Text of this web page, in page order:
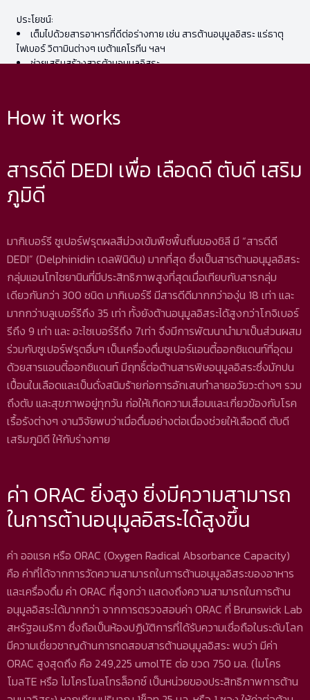
ประโยชน์:
เต็มไปด้วยสารอาหารที่ดีต่อร่างกาย เช่น สารต้านอนุมูลอิสระ แร่ธาตุ
ไฟเบอร์ วิตามินต่างๆ เบต้าแคโรทีน ฯลฯ
ช่วยเสริมสร้างสารต้านอนุมูลอิสระ
How it works
สารดีดี DEDI เพื่อ เลือดดี ตับดี เสริม
ภูมิดี
มากิเบอร์รี ซูเปอร์ฟรุตผลสีม่วงเข้มพืชพื้นถิ่นของชิลี มี “สารดีดี
DEDI” (Delphinidin เดลฟินิดิน) มากที่สุด ซึ่งเป็นสารต้านอนุมูลอิสระ
กลุ่มแอนโทไซยานินที่มีประสิทธิภาพสูงที่สุดเมื่อเทียบกับสารกลุ่ม
เดียวกันกว่า 300 ชนิด มากิเบอร์รี มีสารดีดีมากกว่าองุ่น 18 เท่า และ
มากกว่าบลูเบอร์รีถึง 35 เท่า ทั้งยังต้านอนุมูลอิสระได้สูงกว่าโกจิเบอร์
รีถึง 9 เท่า และ อะไซเบอร์รีถึง 7เท่า จึงมีการพัฒนานำมาเป็นส่วนผสม
ร่วมกับซูเปอร์ฟรุตอื่นๆ เป็นเครื่องดื่มซูเปอร์แอนตี้ออกซิแดนท์ที่อุดม
ด้วยสารแอนตี้ออกซิแดนท์ มีฤทธิ์ต่อต้านสารพิษอนุมูลอิสระซึ่งมักปน
เปื้อนในเลือดและเป็นดั่งสนิมร้ายก่อการอักเสบทำลายอวัยวะต่างๆ รวม
ถึงตับ และสุขภาพอยู่ทุกวัน ก่อให้เกิดความเสื่อมและเกี่ยวข้องกับโรค
เรื้อรังต่างๆ งานวิจัยพบว่าเมื่อดื่มอย่างต่อเนื่องช่วยให้เลือดดี ตับดี
เสริมภูมิดี ให้กับร่างกาย
ค่า ORAC ยิ่งสูง ยิ่งมีความสามารถ
ในการต้านอนุมูลอิสระได้สูงขึ้น
ค่า ออแรค หรือ ORAC (Oxygen Radical Absorbance Capacity)
คือ ค่าที่ได้จากการวัดความสามารถในการต้านอนุมูลอิสระของอาหาร
และเครื่องดื่ม ค่า ORAC ที่สูงกว่า แสดงถึงความสามารถในการต้าน
อนุมูลอิสระได้มากกว่า จากการตรวจสอบค่า ORAC ที่ Brunswick Lab
สหรัฐอเมริกา ซึ่งถือเป็นห้องปฏิบัติการที่ได้รับความเชื่อถือในระดับโลก
มีความเชี่ยวชาญด้านการทดสอบสารต้านอนุมูลอิสระ พบว่า มีค่า
ORAC สูงสุดถึง คือ 249,225 umolTE ต่อ ขวด 750 มล. (ไมโคร
โมลTE หรือ ไมโครโมลโทรล็อกซ์ เป็นหน่วยของประสิทธิภาพการต้าน